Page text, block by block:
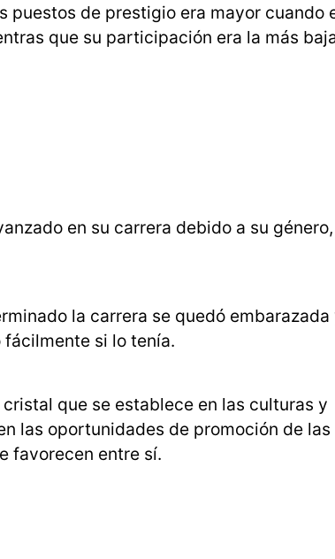
puestos de prestigio era mayor cuando
que su participación era la más
en su carrera debido a su género,
la carrera se quedó embarazada
si lo tenía.
que se establece en las culturas y
las oportunidades de promoción de las
favorecen entre sí.